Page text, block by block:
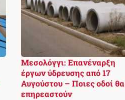
Μεσολόγγι: Επανέναρξη
έργων ύδρευσης από 17
Αυγούστου – Ποιες οδοί θα
επηρεαστούν